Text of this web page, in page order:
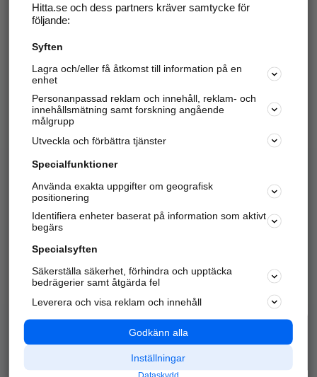
Hitta.se - Gratis nummerupplysning.
Sök företag, personer och platser.
Hitta telefonnummer, adresser, företagsinfo mm.
Marknadsför företaget
Kom igång och annonsera mot
samarbetspartners nära dig.
Alla kategorier
Populära sökningar
API & Kartor
Annonsera
Integritet
Nödnummer
Hitta.se och dess partners kräver samtycke för
följande:
Syften
Lagra och/eller få åtkomst till information på en
enhet
Personanpassad reklam och innehåll, reklam- och
innehållsmätning samt forskning angående
målgrupp
Utveckla och förbättra tjänster
Specialfunktioner
Använda exakta uppgifter om geografisk
positionering
Identifiera enheter baserat på information som aktivt
begärs
Specialsyften
Säkerställa säkerhet, förhindra och upptäcka
bedrägerier samt åtgärda fel
Leverera och visa reklam och innehåll
Godkänn alla
Inställningar
Dataskydd